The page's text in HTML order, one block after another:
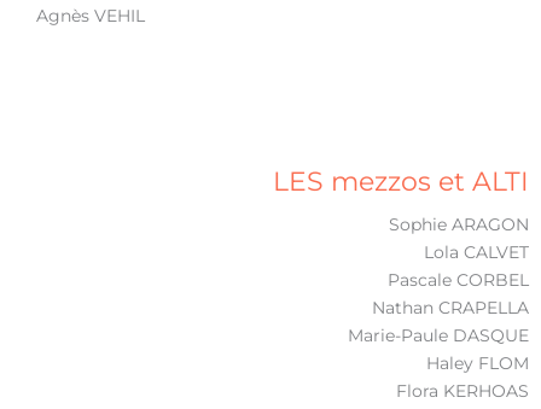
Agnès VEHIL
LES mezzos et ALTI
Sophie ARAGON
Lola CALVET
Pascale CORBEL
Nathan CRAPELLA
Marie-Paule DASQUE
Haley FLOM
Flora KERHOAS